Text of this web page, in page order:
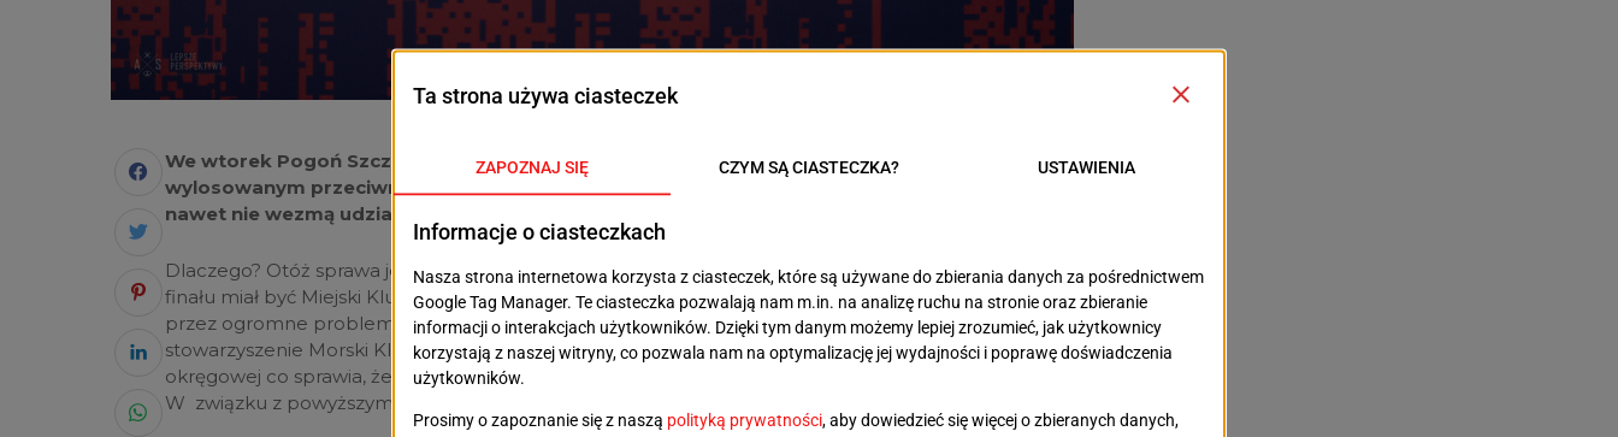
We wtorek Pogoń Szczecin wstawiła na swoje media społecznościowe informację o
wylosowanym przeciwniku w ramach 1/32 finału Pucharu Polski. Portowcy w tym meczu…
nawet nie wezmą udziału.
Dlaczego? Otóż sprawa jest bardzo prosta. Niedoszłym rywalem granatowo-bordowych w 1/32
finału miał być Miejski Klub Sportowy Kotwica Kołobrzeg, który od końca poprzedniego sezonu
przez ogromne problemy finansowe przestał istnieć. W jego miejsce powstał nowy twór –
stowarzyszenie Morski Klub Sportowy Kotwica Kołobrzeg, które rozpocznie grę w klasie
okręgowej co sprawia, że „nowa” Kotwica nie ma licencji na grę w Pucharze Polski.
W związku z powyższym mecz został oddany Pogoni walkowerem.